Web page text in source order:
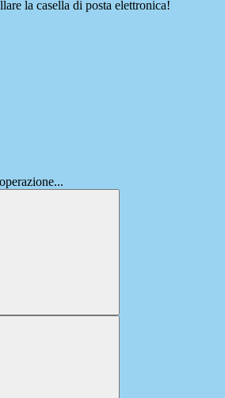
la casella di posta elettronica!